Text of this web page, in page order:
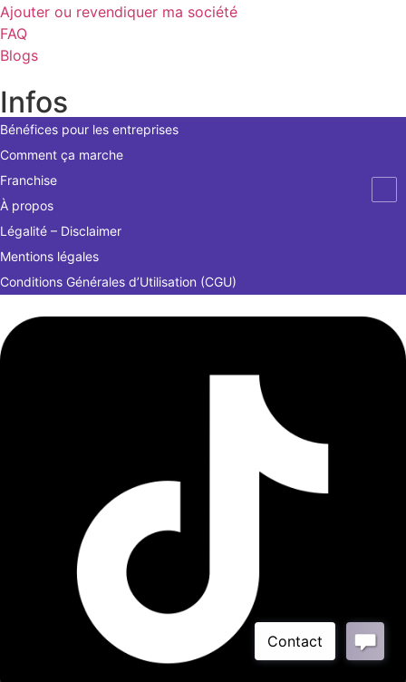
Ajouter ou revendiquer ma société
FAQ
Blogs
Infos
Bénéfices pour les entreprises
Comment ça marche
Franchise
À propos
Légalité – Disclaimer
Mentions légales
Conditions Générales d’Utilisation (CGU)